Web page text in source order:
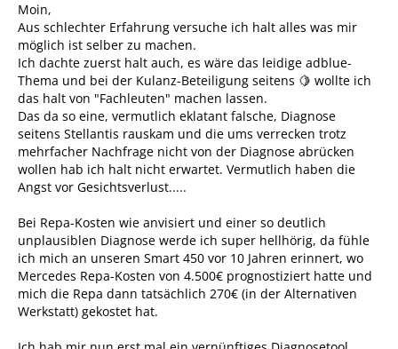
Moin,
Aus schlechter Erfahrung versuche ich halt alles was mir
möglich ist selber zu machen.
Ich dachte zuerst halt auch, es wäre das leidige adblue-
Thema und bei der Kulanz-Beteiligung seitens 🍋 wollte ich
das halt von "Fachleuten" machen lassen.
Das da so eine, vermutlich eklatant falsche, Diagnose
seitens Stellantis rauskam und die ums verrecken trotz
mehrfacher Nachfrage nicht von der Diagnose abrücken
wollen hab ich halt nicht erwartet. Vermutlich haben die
Angst vor Gesichtsverlust.....
Bei Repa-Kosten wie anvisiert und einer so deutlich
unplausiblen Diagnose werde ich super hellhörig, da fühle
ich mich an unseren Smart 450 vor 10 Jahren erinnert, wo
Mercedes Repa-Kosten von 4.500€ prognostiziert hatte und
mich die Repa dann tatsächlich 270€ (in der Alternativen
Werkstatt) gekostet hat.